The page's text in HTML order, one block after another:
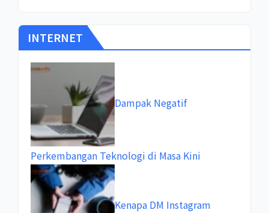
INTERNET
Dampak Negatif
Perkembangan Teknologi di Masa Kini
Kenapa DM Instagram